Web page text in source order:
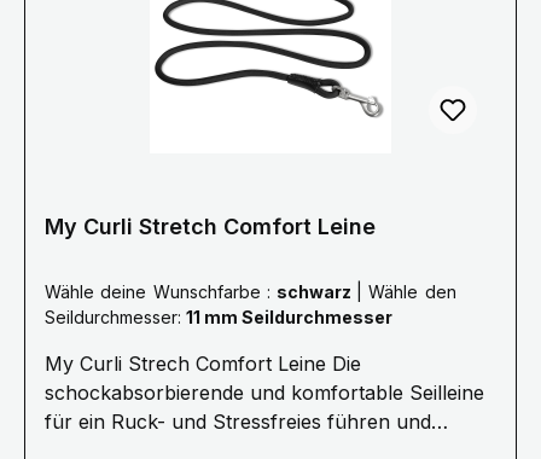
welches den Ruck beim Zurückhalten
maßgeblich reduziert. Kern und Mantel des Seils
sind flexibel. Das ist komfortabler für alle und
sichert dabei die Kommando-Übertragung.
My Curli Stretch Comfort Leine
Wähle deine Wunschfarbe : schwarz
Seildurchmesser: 11 mm Seildurchmesser
My Curli Strech Comfort Leine Die
schockabsorbierende und komfortable Seilleine
für ein Ruck- und Stressfreies führen und